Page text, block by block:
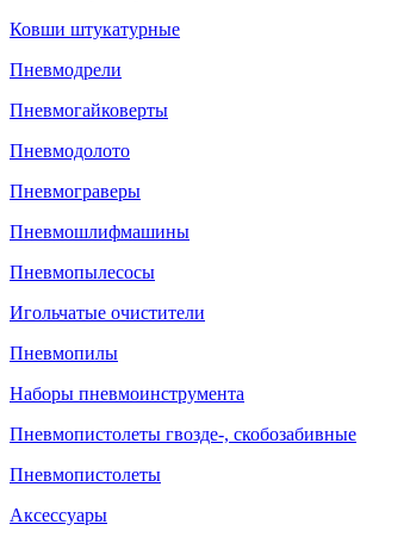
Ковши штукатурные
Пневмодрели
Пневмогайковерты
Пневмодолото
Пневмограверы
Пневмошлифмашины
Пневмопылесосы
Игольчатые очистители
Пневмопилы
Наборы пневмоинструмента
Пневмопистолеты гвозде-, скобозабивные
Пневмопистолеты
Аксессуары